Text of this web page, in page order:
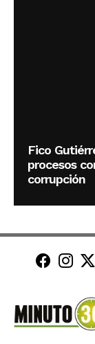
Fico
procesos
corrupción